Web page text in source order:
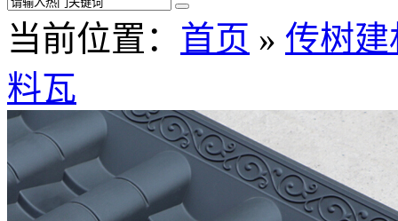
当前位置： 首页 » 传树
料瓦